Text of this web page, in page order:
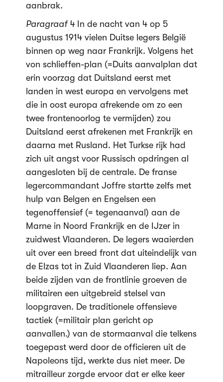
aanbrak.
Paragraaf 4In de nacht van 4 op 5
augustus 1914 vielen Duitse legers België
binnen op weg naar Frankrijk. Volgens het
von schlieffen-plan (=Duits aanvalplan dat
erin voorzag dat Duitsland eerst met
landen in west europa en vervolgens met
die in oost europa afrekende om zo een
twee frontenoorlog te vermijden) zou
Duitsland eerst afrekenen met Frankrijk en
daarna met Rusland. Het Turkse rijk had
zich uit angst voor Russisch opdringen al
aangesloten bij de centrale. De franse
legercommandant Joffre startte zelfs met
hulp van Belgen en Engelsen een
tegenoffensief (= tegenaanval) aan de
Marne in Noord Frankrijk en de IJzer in
zuidwest Vlaanderen. De legers waaierden
uit over een breed front dat uiteindelijk van
de Elzas tot in Zuid Vlaanderen liep. Aan
beide zijden van de frontlinie groeven de
militairen een uitgebreid stelsel van
loopgraven. De traditionele offensieve
tactiek (=militair plan gericht op
aanvallen.) van de stormaanval die telkens
toegepast werd door de officieren uit de
Napoleons tijd, werkte dus niet meer. De
mitrailleur zorgde ervoor dat er elke keer